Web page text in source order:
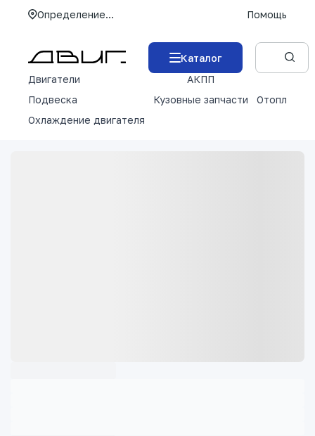
Определение... Помощь
Каталог
Двигатели
АКПП
Подвеска
Кузовные запчасти
Отопление
Охлаждение двигателя